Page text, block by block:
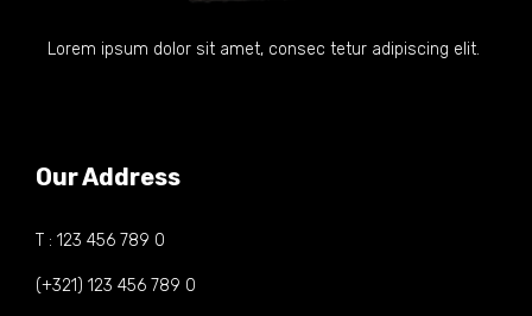
Lorem ipsum dolor sit amet, consec tetur adipiscing elit.
Our Address
T : 123 456 789 0
(+321) 123 456 789 0